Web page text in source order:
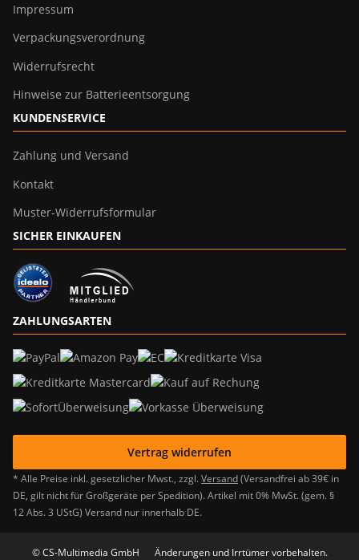
Impressum
Verpackungsverordnung
Widerrufsrecht
Hinweise zur Batterieentsorgung
KUNDENSERVICE
Zahlung und Versand
Kontakt
Muster-Widerrufsformular
SICHER EINKAUFEN
ZAHLUNGSARTEN
Vertrag widerrufen
* Alle Preise inkl. gesetzlicher Mwst., zzgl.Versand(Versandfrei ab 39€ in
DE, gilt nicht für Großgeräte per Spedition). Artikel mit 0% MwSt. (gem. §
12 Abs. 3 UStG) Versand nur innerhalb DE.
© CS-Multimedia GmbH
Änderungen und Irrtümer vorbehalten.